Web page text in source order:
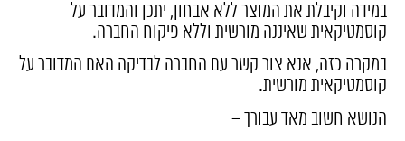
במידה וקיבלת את המוצר ללא אבחון, יתכן והמדובר על
קוסמטיקאית שאיננה מורשית וללא פיקוח החברה.
במקרה כזה, אנא צור קשר עם החברה לבדיקה האם המדובר על
קוסמטיקאית מורשית.
הנושא חשוב מאד עבורך –